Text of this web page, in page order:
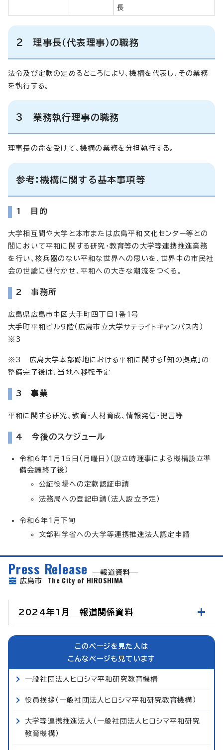
長
2 理事長（代表理事）の職務
法令及び定款の定めるところにより、機構を代表し、その業務
を執行する。
3 業務執行理事の職務
理事長の命を受けて、機構の業務を分担執行する。
参考：機構に関する基本事項等
1 目的
大学相互間や大学と本市または広島平和文化センター等との
間において平和に関する研究・教育等の大学等連携推進業務
を行い、核兵器のない平和な世界への思いを、世界中の市民社
会の世論に根付かせ、平和への大きな潮流をつくる。
2 事務所
広島県広島市中区大手町四丁目1番1号
大手町平和ビル9階（広島市立大学サテライトキャンパス内）
※3
※3 広島大学本部跡地における平和に関する「知の拠点」の
整備完了後は、当地へ移転予定
3 事業
平和に関する研究、教育・人材育成、情報発信・提言等
4 今後のスケジュール
令和6年1月15日（月曜日）（設立時理事による機構設立準
備会議終了後）
公証役場への定款認証申請
法務局への登記申請（法人設立予定）
令和6年1月下旬
文部科学省への大学等連携推進法人認定申請
Press Release
報道資料
広島市 The City of HIROSHIMA
2024年1月 報道関係資料
このページを見た人は
こんなページも見ています
一般社団法人ヒロシマ平和研究教育機構
役員挨拶（一般社団法人ヒロシマ平和研究教育機構）
大学等連携推進法人（一般社団法人ヒロシマ平和研究
教育機構）